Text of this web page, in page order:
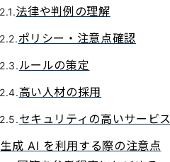
法律や判例の理解
ポリシー・注意点確認
ルールの策定
高い人材の採用
セキュリティの高いサービ
生成 AI を利用する際の注意点